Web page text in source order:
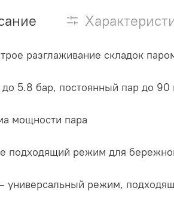
разглаживание складок
5.8 бар, постоянный пар до
мощности пара
подходящий режим для
универсальный режим,